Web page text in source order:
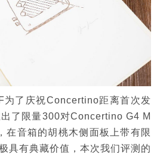
为了庆祝Concertino距离首次发
了限量300对Concertino G4 M
在音箱的胡桃木侧面板上带有限
具有典藏价值，本次我们评测的